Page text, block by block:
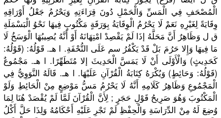
الْمُصْحَفِ فِي الْمَسِّ وَالْحَمْلِ دُونَ قِرَاءَتِهِ وَيَحْرُمُ جَعْلُ أَوْرَاقِهِ
وِقَايَةً لِغَيْرِهِ نَعَمْ لَا يَحْرُمُ الْوِقَايَةُ بِوَرَقَةٍ مَكْتُوبٍ فِيهَا نَحْوُ الْبَسْمَلَةِ
ق ل وَظَاهِرٌ أَنَّ مَحَلَّهُ إذَا لَمْ يَقْصِدْ امْتِهَانَهُ أَوْ أَنَّهُ يُصِيبُهَا الْوَسَخُ لَا
مَا فِيهَا وَإِلا حَرُمَ بَلْ قَدْ يَكْفُرُ سم عَلَى التُّحْفَةِ. ا هـ. قَوْلُهُ: (قَوْلُهُ:
كَحَدِيثٍ) وَالْأَوْلَى أَنْ لَا يَمَسَّ الْحَدِيثَ إلا مُتَطَهِّرًا. ا هـ. مَجْمُوعٌ
(قَوْلُهُ: وَحَائِطٍ) وَيُكْرَهُ كِتَابَةُ الْقُرْآنِ عَلَيْهَا. ا هـ. قَالَهُ النَّوَوِيُّ فِي
الْمَجْمُوعِ وَظَاهِرُ كَلَامِهِ أَنَّهُ لَا يَحْرُمُ مَسُّ مَوْضِعٍ مِنْ الْحَائِطِ وَلَوْ
الْمَكْتُوبَ وَهُوَ صَرِيحُ قَوْلِ حَجَرٍ ; لِأَنَّ الْقُرْآنَ لَمَّا لَمْ يُقْصَدْ هُنَا لِمَا
وُضِعَ لَهُ مِنْ الدِّرَاسَةِ وَالْحِفْظِ لَمْ تَجْرِ عَلَيْهِ أَحْكَامُهُ وَلِذَا حَلَّ أَكْلُ